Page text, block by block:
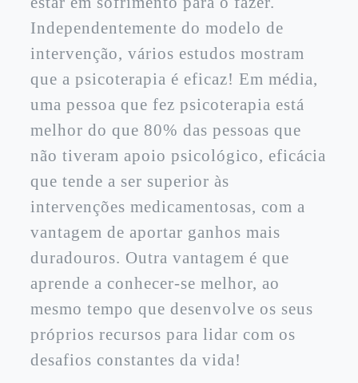
Independentemente do modelo de
intervenção, vários estudos mostram
que a psicoterapia é eficaz! Em média,
uma pessoa que fez psicoterapia está
melhor do que 80% das pessoas que
não tiveram apoio psicológico, eficácia
que tende a ser superior às
intervenções medicamentosas, com a
vantagem de aportar ganhos mais
duradouros. Outra vantagem é que
aprende a conhecer-se melhor, ao
mesmo tempo que desenvolve os seus
próprios recursos para lidar com os
desafios constantes da vida!